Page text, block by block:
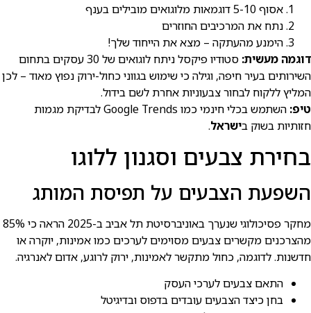
אסוף 5-10 דוגמאות מלוגואים מובילים בענף
נתח את המרכיבים החוזרים
הימנע מהעתקה – מצא את הייחוד שלך!
דוגמה מעשית:
סטודיו פיקסל ניתח לוגואים של 30 עסקים בתחום
השירותים בעיר חיפה, וגילה כי שימוש בגווני כחול-ירוק נפוץ מאוד – לכן
המליץ ללקוח לבחור צבעוניות אחרת לשם בידול.
טיפ:
השתמש בכלי חינמי כמו Google Trends לבדיקת מגמות
חזותיות בשוק בישראל.
בחירת צבעים וסגנון ללוגו
השפעת הצבעים על תפיסת המותג
מחקר פסיכולוגי שנערך באוניברסיטת תל אביב ב-2025 הראה כי 85%
מהצרכנים מקשרים צבעים מסוימים לערכים כמו אמינות, יוקרה או
חדשנות. לדוגמה, כחול מתקשר לאמינות, ירוק לרוגע, אדום לאנרגיה.
התאם צבעים לערכי העסק
בחן כיצד הצבעים עובדים בדפוס ובדיגיטל